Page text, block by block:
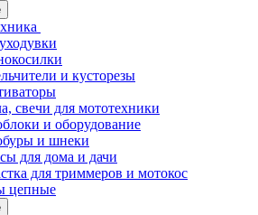
и кусторезы
свечи для мототехники
и оборудование
и шнеки
для дома и дачи
для триммеров и мотокос
цепные